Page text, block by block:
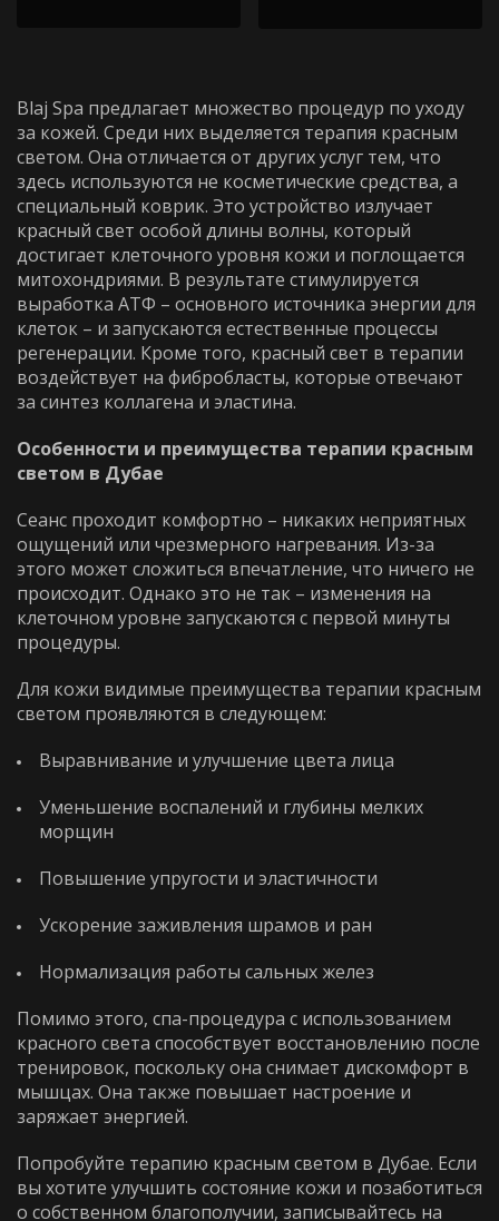
Blaj Spa предлагает множество процедур по уходу
за кожей. Среди них выделяется терапия красным
светом. Она отличается от других услуг тем, что
здесь используются не косметические средства, а
специальный коврик. Это устройство излучает
красный свет особой длины волны, который
достигает клеточного уровня кожи и поглощается
митохондриями. В результате стимулируется
выработка АТФ – основного источника энергии для
клеток – и запускаются естественные процессы
регенерации. Кроме того, красный свет в терапии
воздействует на фибробласты, которые отвечают
за синтез коллагена и эластина.
Особенности и преимущества терапии красным
светом в Дубае
Сеанс проходит комфортно – никаких неприятных
ощущений или чрезмерного нагревания. Из-за
этого может сложиться впечатление, что ничего не
происходит. Однако это не так – изменения на
клеточном уровне запускаются с первой минуты
процедуры.
Для кожи видимые преимущества терапии красным
светом проявляются в следующем:
Выравнивание и улучшение цвета лица
Уменьшение воспалений и глубины мелких
морщин
Повышение упругости и эластичности
Ускорение заживления шрамов и ран
Нормализация работы сальных желез
Помимо этого, спа-процедура с использованием
красного света способствует восстановлению после
тренировок, поскольку она снимает дискомфорт в
мышцах. Она также повышает настроение и
заряжает энергией.
Попробуйте терапию красным светом в Дубае. Если
вы хотите улучшить состояние кожи и позаботиться
о собственном благополучии, записывайтесь на
Я принимаю Политику конфиденциальности
ЗАБРОНИРОВАТЬ
WhatsApp Telephone
Выберите процедуру
Я принимаюПолитику конфиденциальности
WhatsApp Telephone